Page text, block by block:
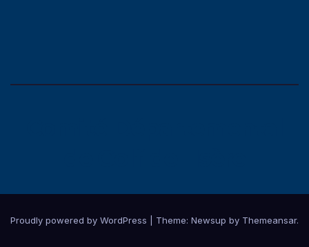
Proudly powered by WordPress Theme: Newsup by Themeansar.